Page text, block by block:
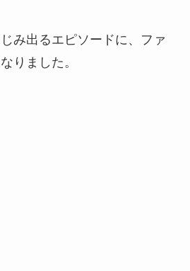
み出るエピソードに、ファ
りました。